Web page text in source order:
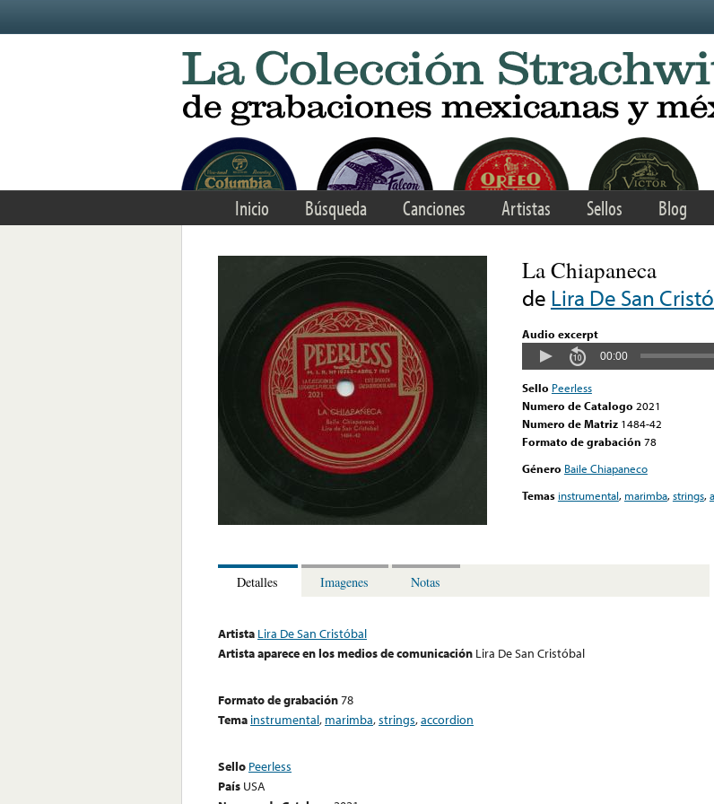
Inicio Búsqueda Canciones Artistas Sellos Blog
La Chiapaneca
de Lira De San
Audio excerpt
00:00
Sello Peerless
Numero de Catalogo 2021
Numero de Matriz 1484-42
Formato de grabación 78
Género Baile Chiapaneco
Temas instrumental, marimba,strings,
Detalles Imagenes Notas
Artista Lira De San Cristóbal
Artista aparece en los medios de comunicación Lira De San Cristóbal
Formato de grabación78
Tema instrumental, marimba,strings,accordion
Sello Peerless
País USA